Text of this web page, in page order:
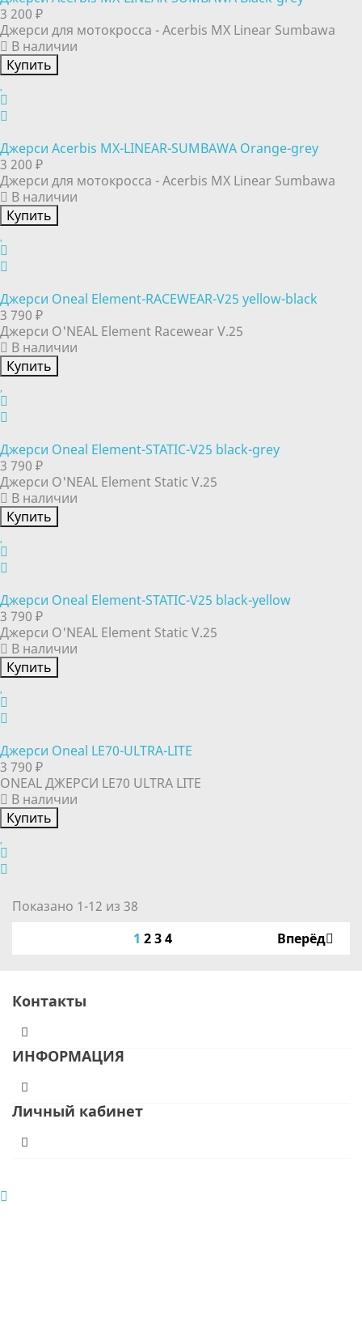
3 200 ₽
Джерси для мотокросса - Acerbis MX Linear Sumbawa
В наличии
Купить
Джерси Acerbis MX-LINEAR-SUMBAWA Orange-grey
3 200 ₽
Джерси для мотокросса - Acerbis MX Linear Sumbawa
В наличии
Купить
Джерси Oneal Element-RACEWEAR-V25 yellow-black
3 790 ₽
Джерси O'NEAL Element Racewear V.25
В наличии
Купить
Джерси Oneal Element-STATIC-V25 black-grey
3 790 ₽
Джерси O'NEAL Element Static V.25
В наличии
Купить
Джерси Oneal Element-STATIC-V25 black-yellow
3 790 ₽
Джерси O'NEAL Element Static V.25
В наличии
Купить
Джерси Oneal LE70-ULTRA-LITE
3 790 ₽
ONEAL ДЖЕРСИ LE70 ULTRA LITE
В наличии
Купить
Показано 1-12 из 38
1 234 Вперёд
Контакты
ИНФОРМАЦИЯ
Личный кабинет